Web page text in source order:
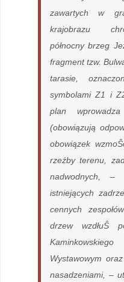
zawartych w
krajobrazu
północny brzeg
fragment tzw.
tarasie,
symbolami Z1 i
plan
(obowiązują
obowiązek
rzeźby terenu,
nadwodnych, –
istniejących
cennych
drzew wzdłuŜ
Wystawowym
nasadzeniami, –